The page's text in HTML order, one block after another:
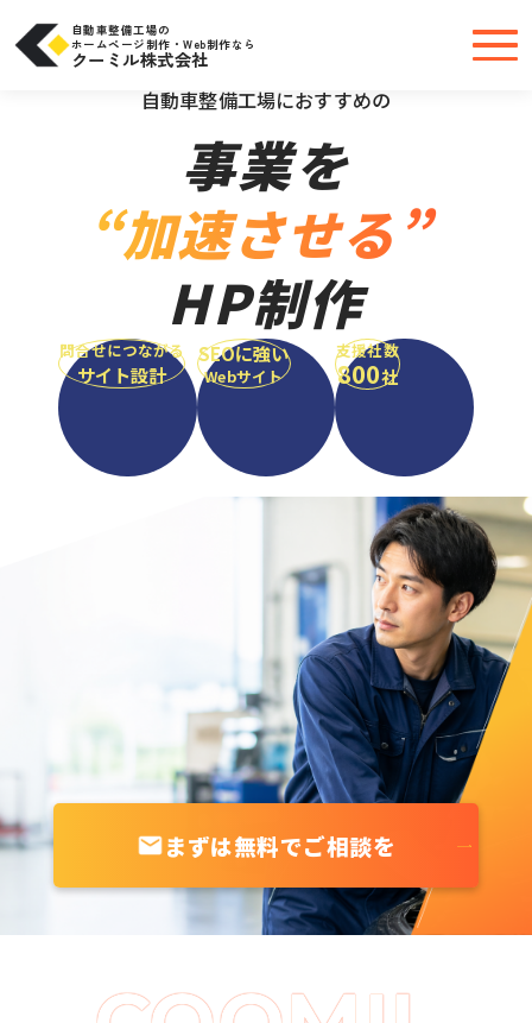
自動車整備工場の
ホームページ制作・Web制作なら
クーミル株式会社
＼大手・中小問わず実績豊富だから安心／
自動車整備工場におすすめの
事業を
“加速させる”
HP制作
問合せにつながる
サイト設計
SEOに強い
Webサイト
支援社数
800社
まずは無料でご相談を